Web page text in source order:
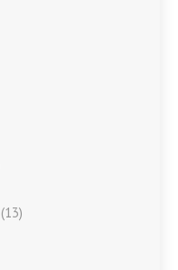
(13)